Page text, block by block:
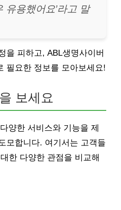
유용했어요’라고 말
을 피하고, ABL생명사이버
필요한 정보를 모아보세요!
보세요
양한 서비스와 기능을 제
모합니다. 여기서는 고객들
한 다양한 관점을 비교해